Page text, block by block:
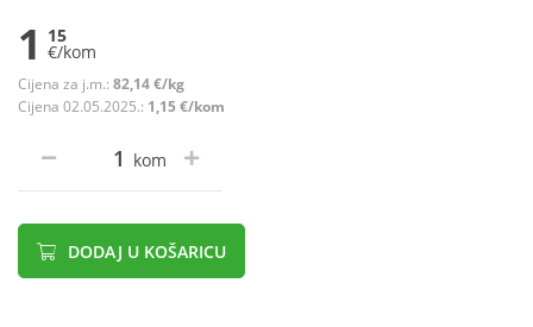
1 15
€/kom
Cijena za j.m.: 82,14 €/kg
Cijena 02.05.2025.: 1,15 €/kom
kom
DODAJ U KOŠARICU